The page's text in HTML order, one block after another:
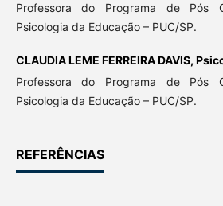
Professora do Programa de Pós
Psicologia da Educação – PUC/SP.
CLAUDIA LEME FERREIRA DAVIS,
Professora do Programa de Pós
Psicologia da Educação – PUC/SP.
REFERÊNCIAS